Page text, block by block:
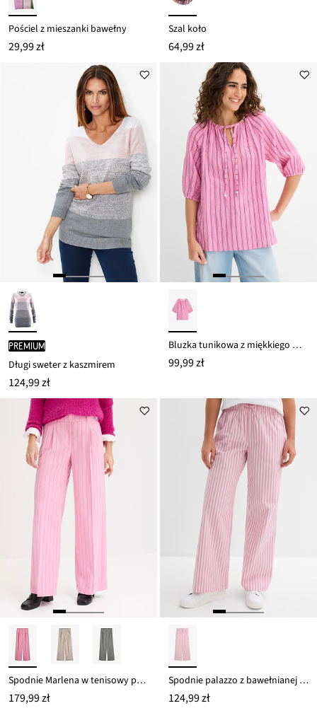
Pościel z mieszanki bawełny
29,99 zł
Szal koło
64,99 zł
PREMIUM
Długi sweter z kaszmirem
124,99 zł
Bluzka tunikowa z miękkiego muślinu
99,99 zł
Spodnie Marlena w tenisowy prążek
179,99 zł
Spodnie palazzo z bawełnianej popeliny
124,99 zł